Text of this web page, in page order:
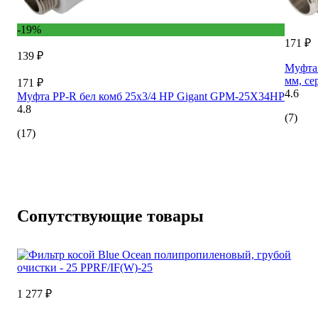
-19%
139 ₽
171 ₽
Муфта PP-R бел комб 25х3/4 НР Gigant GPM-25X34НР
4.8
(17)
171 ₽
Муфта
мм,
4.6
(7)
Сопутствующие товары
1 277 ₽